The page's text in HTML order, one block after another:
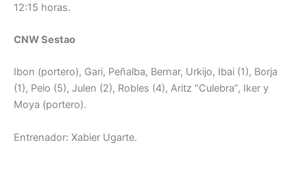
12:15 horas.
CNW Sestao
Ibon (portero), Gari, Peñalba, Bernar, Urkijo, Ibai (1), Borja
(1), Peio (5), Julen (2), Robles (4), Aritz “Culebra”, Iker y
Moya (portero).
Entrenador: Xabier Ugarte.